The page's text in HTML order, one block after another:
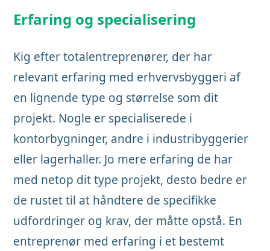
Erfaring og specialisering
Kig efter totalentreprenører, der har
relevant erfaring med erhvervsbyggeri af
en lignende type og størrelse som dit
projekt. Nogle er specialiserede i
kontorbygninger, andre i industribyggerier
eller lagerhaller. Jo mere erfaring de har
med netop dit type projekt, desto bedre er
de rustet til at håndtere de specifikke
udfordringer og krav, der måtte opstå. En
entreprenør med erfaring i et bestemt